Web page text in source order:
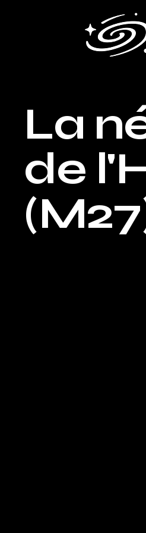
La
de